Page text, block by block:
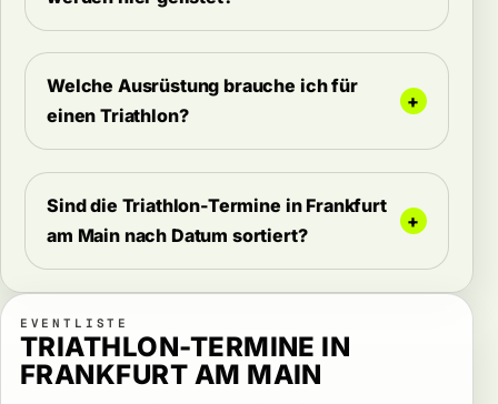
Welche Ausrüstung brauche ich für
einen Triathlon?
Sind die Triathlon-Termine in Frankfurt
am Main nach Datum sortiert?
EVENTLISTE
TRIATHLON-TERMINE IN
FRANKFURT AM MAIN